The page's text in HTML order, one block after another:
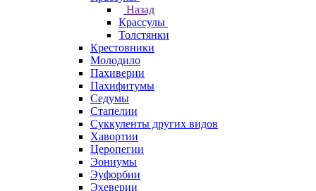
Назад
Крассулы
Толстянки
Крестовники
Молодило
Пахиверии
Пахифитумы
Седумы
Стапелии
Суккуленты других видов
Хавортии
Церопегии
Эониумы
Эуфорбии
Эхеверии